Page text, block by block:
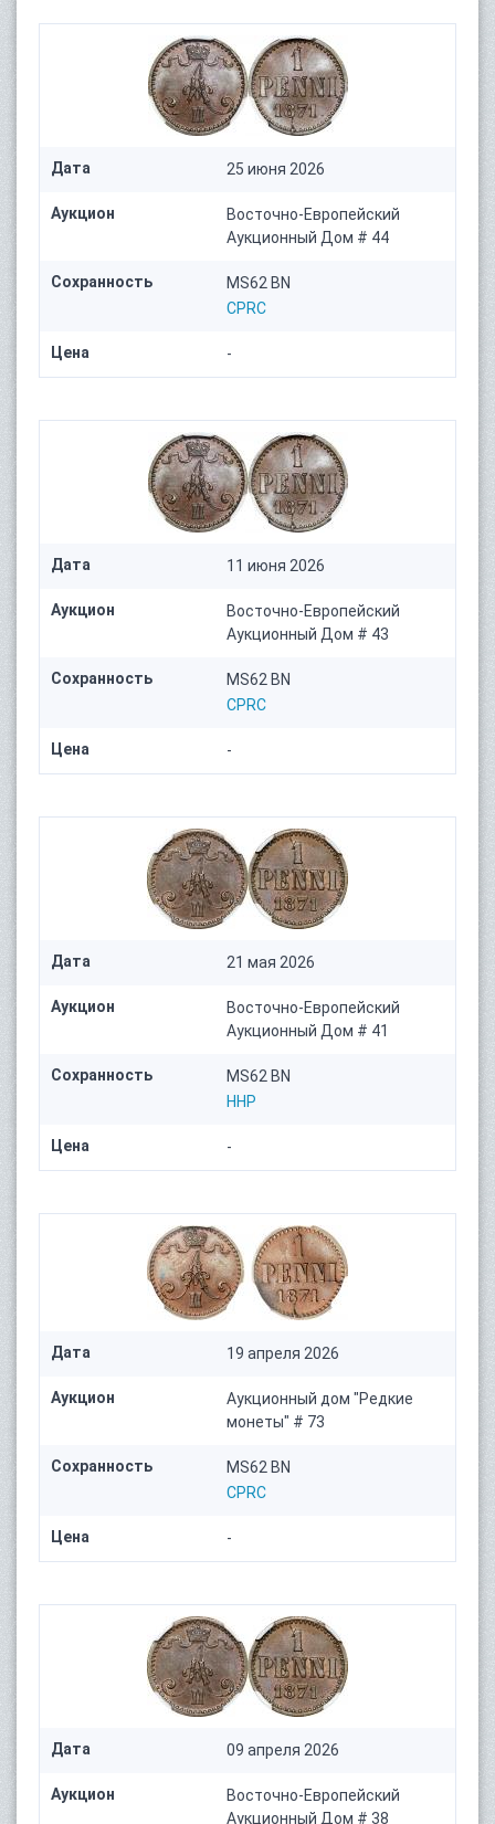
Дата 25 июня 2026
Аукцион
Восточно-Европейский
Аукционный Дом # 44
Сохранность
MS62 BN
CPRC
Цена -
Дата 11 июня 2026
Аукцион
Восточно-Европейский
Аукционный Дом # 43
Сохранность
MS62 BN
CPRC
Цена -
Дата 21 мая 2026
Аукцион
Восточно-Европейский
Аукционный Дом # 41
Сохранность
MS62 BN
HHP
Цена -
Дата 19 апреля 2026
Аукцион
Аукционный дом "Редкие
монеты" # 73
Сохранность
MS62 BN
CPRC
Цена -
Дата 09 апреля 2026
Аукцион
Восточно-Европейский
Аукционный Дом # 38